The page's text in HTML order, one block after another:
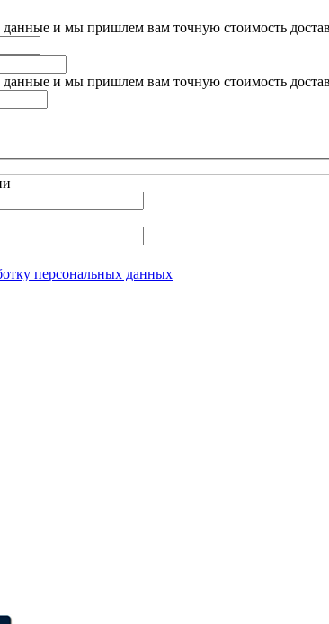
и мы пришлем вам точную стоимость
и мы пришлем вам точную стоимость
персональных данных